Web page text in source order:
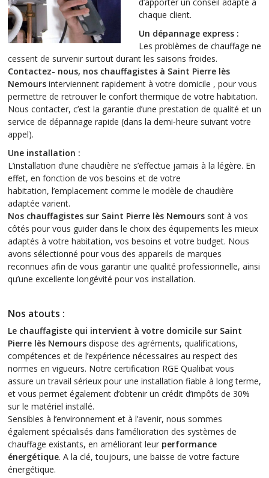
chaque client.
Un dépannage express :
Les problèmes de chauffage ne
cessent de survenir surtout durant les saisons froides.
Contactez- nous, nos chauffagistes à Saint Pierre lès
Nemours interviennent rapidement à votre domicile , pour vous
permettre de retrouver le confort thermique de votre habitation.
Nous contacter, c’est la garantie d’une prestation de qualité et un
service de dépannage rapide (dans la demi-heure suivant votre
appel).
Une installation :
L’installation d’une chaudière ne s’effectue jamais à la légère. En
effet, en fonction de vos besoins et de votre
habitation, l’emplacement comme le modèle de chaudière
adaptée varient.
Nos chauffagistes sur Saint Pierre lès Nemours sont à vos
côtés pour vous guider dans le choix des équipements les mieux
adaptés à votre habitation, vos besoins et votre budget. Nous
avons sélectionné pour vous des appareils de marques
reconnues afin de vous garantir une qualité professionnelle, ainsi
qu’une excellente longévité pour vos installation.
Nos atouts :
Le chauffagiste qui intervient à votre domicile sur Saint
Pierre lès Nemours dispose des agréments, qualifications,
compétences et de l’expérience nécessaires au respect des
normes en vigueurs. Notre certification RGE Qualibat vous
assure un travail sérieux pour une installation fiable à long terme,
et vous permet également d’obtenir un crédit d’impôts de 30%
sur le matériel installé.
Sensibles à l’environnement et à l’avenir, nous sommes
également spécialisés dans l’amélioration des systèmes de
chauffage existants, en améliorant leur performance
énergétique. A la clé, toujours, une baisse de votre facture
énergétique.